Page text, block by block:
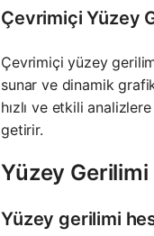
Çevrimiçi Yüzey
Çevrimiçi yüzey
sunar ve dinamik
hızlı ve etkili
getirir.
Yüzey Gerilimi
Yüzey gerilimi